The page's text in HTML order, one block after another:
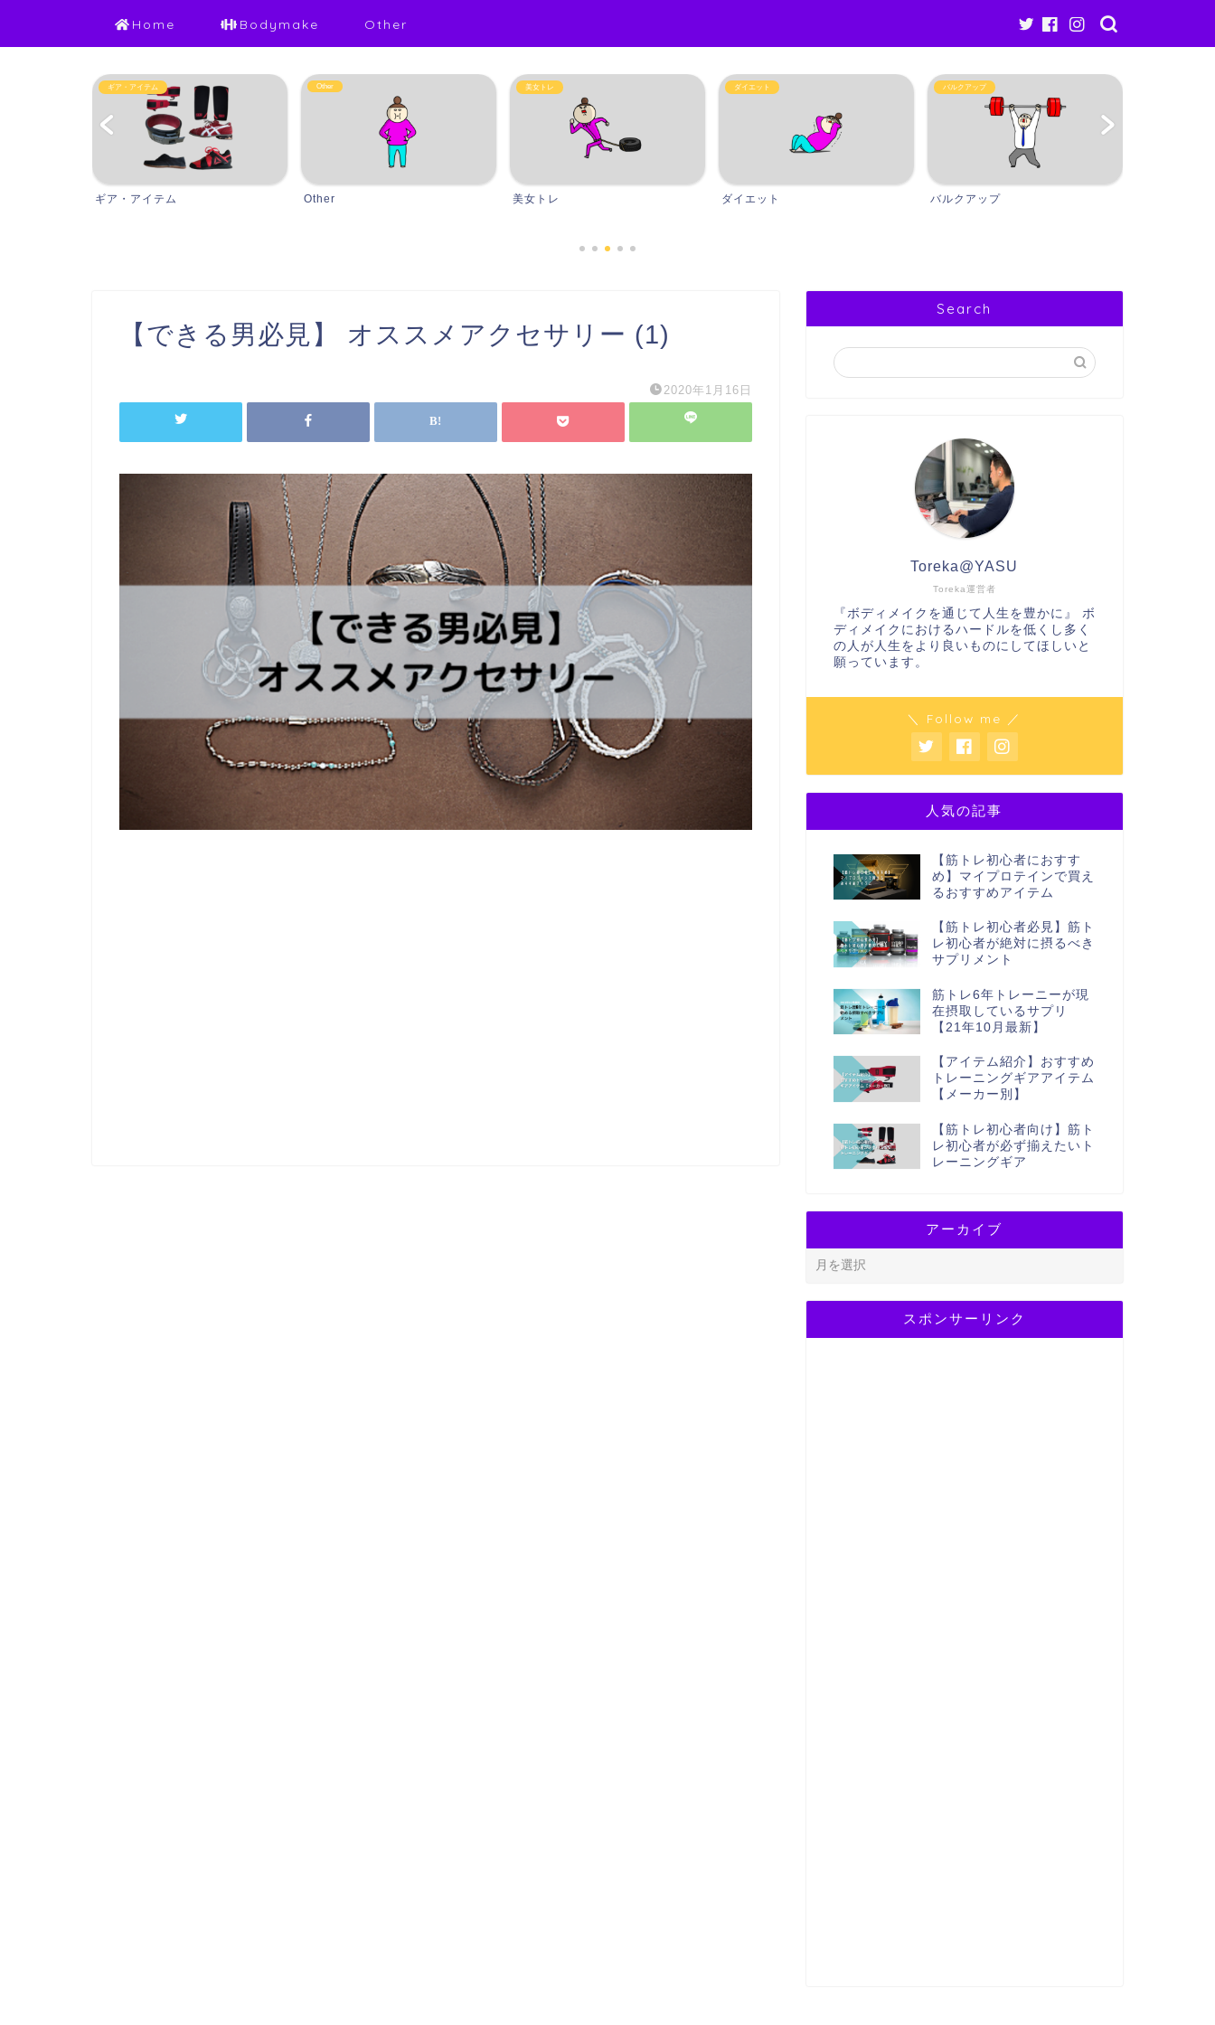
Home Bodymake Other
ギア・アイテム
ギア・アイテム
Other
Other
美女トレ
美女トレ
ダイエット
ダイエット
バルクアップ
バルクアップ
【できる男必見】 オススメアクセサリー (1)
2020年1月16日
Search
Toreka運営者
Toreka@YASU
『ボディメイクを通じて人生を豊かに』 ボ
ディメイクにおけるハードルを低くし多く
の人が人生をより良いものにしてほしいと
願っています。
＼ Follow me ／
人気の記事
【筋トレ初心者におすす
め】マイプロテインで買え
るおすすめアイテム
【筋トレ初心者必見】筋ト
レ初心者が絶対に摂るべき
サプリメント
筋トレ6年トレーニーが現
在摂取しているサプリ
【21年10月最新】
【アイテム紹介】おすすめ
トレーニングギアアイテム
【メーカー別】
【筋トレ初心者向け】筋ト
レ初心者が必ず揃えたいト
レーニングギア
アーカイブ
スポンサーリンク